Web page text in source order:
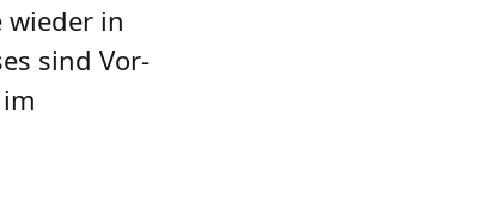
wieder in
sind Vor-